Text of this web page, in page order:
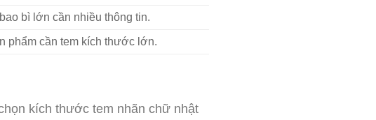
bì lớn cần nhiều thông tin.
phẩm cần tem kích thước lớn.
kích thước tem nhãn chữ nhật